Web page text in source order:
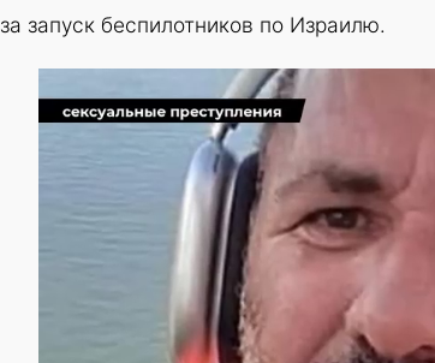
за запуск беспилотников по Израилю.